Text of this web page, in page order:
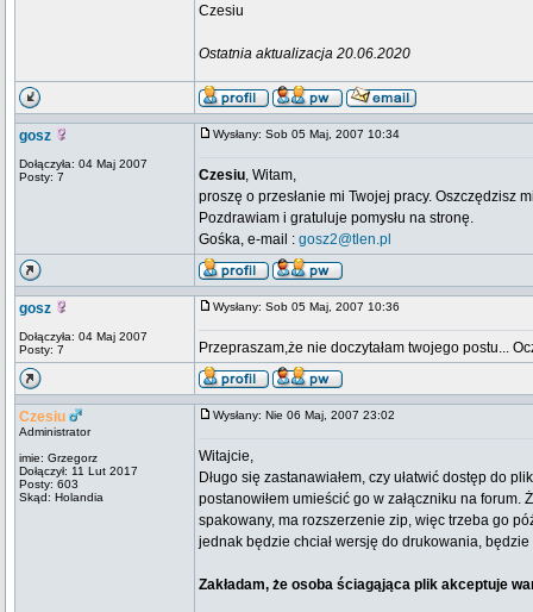
Czesiu
Ostatnia aktualizacja 20.06.2020
gosz
Dołączyła: 04 Maj 2007
Posty: 7
Wysłany: Sob 05 Maj, 2007 10:34
Czesiu, Witam,
proszę o przesłanie mi Twojej pracy. Oszczędzisz
Pozdrawiam i gratuluje pomysłu na stronę.
Gośka, e-mail : gosz2@tlen.pl
gosz
Dołączyła: 04 Maj 2007
Posty: 7
Wysłany: Sob 05 Maj, 2007 10:36
Przepraszam,że nie doczytałam twojego postu...
Czesiu
Administrator
imie: Grzegorz
Dołączył: 11 Lut 2017
Posty: 603
Skąd: Holandia
Wysłany: Nie 06 Maj, 2007 23:02
Witajcie,
Długo się zastanawiałem, czy ułatwić dostęp do
postanowiłem umieścić go w załączniku na
spakowany, ma rozszerzenie zip, więc trzeba go
jednak będzie chciał wersję do drukowania,
Zakładam, że osoba ściagąjąca plik akceptuje